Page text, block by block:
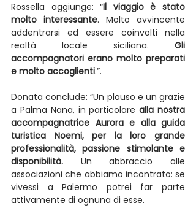
Rossella aggiunge: “Il viaggio è stato
molto interessante. Molto avvincente
addentrarsi ed essere coinvolti nella
realtà locale siciliana. Gli
accompagnatori erano molto preparati
e molto accoglienti.”.
Donata conclude: “Un plauso e un grazie
a Palma Nana, in particolare alla nostra
accompagnatrice Aurora e alla guida
turistica Noemi, per la loro grande
professionalità, passione stimolante e
disponibilità. Un abbraccio alle
associazioni che abbiamo incontrato: se
vivessi a Palermo potrei far parte
attivamente di ognuna di esse.